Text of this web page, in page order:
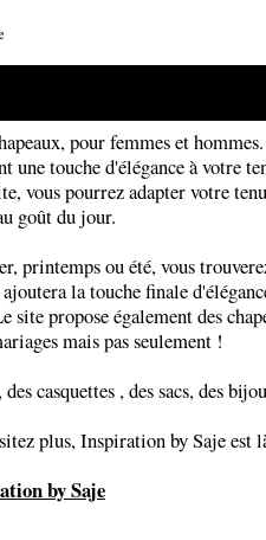
pour femmes et
une touche d'élégance à votre
vous pourrez adapter votre
goût du jour.
printemps ou été, vous
la touche finale
site propose également des
mais pas seulement !
casquettes , des sacs, des
plus, Inspiration by Saje est
by Saje